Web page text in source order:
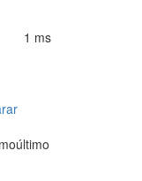
1 ms
último